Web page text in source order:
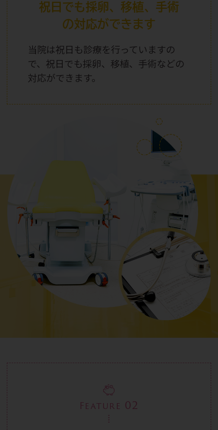
祝日でも採卵、移植、手術
の対応ができます
当院は祝日も診療を行っていますの
で、祝日でも採卵、移植、手術などの
対応ができます。
Feature 02